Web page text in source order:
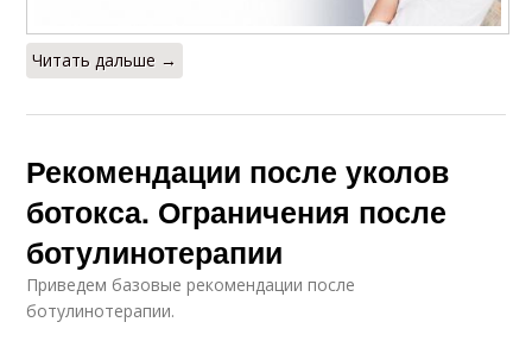
Читать дальше →
Рекомендации после уколов
ботокса. Ограничения после
ботулинотерапии
Приведем базовые рекомендации после
ботулинотерапии.